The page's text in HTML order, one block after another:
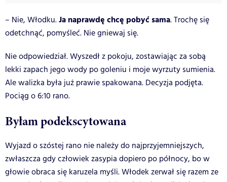
– Nie, Włodku.Ja naprawdę chcę pobyć sama. Trochę się
odetchnąć, pomyśleć. Nie gniewaj się.
Nie odpowiedział. Wyszedł z pokoju, zostawiając za sobą
lekki zapach jego wody po goleniu i moje wyrzuty sumienia.
Ale walizka była już prawie spakowana. Decyzja podjęta.
Pociąg o 6:10 rano.
Byłam podekscytowana
Wyjazd o szóstej rano nie należy do najprzyjemniejszych,
zwłaszcza gdy człowiek zasypia dopiero po północy, bo w
głowie obraca się karuzela myśli. Włodek zerwał się razem ze